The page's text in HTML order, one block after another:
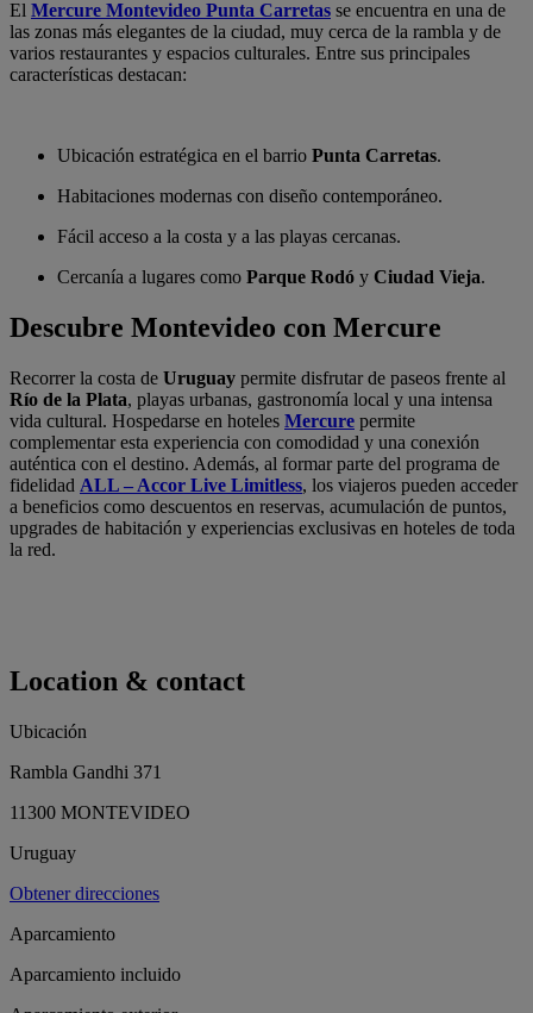
El Mercure Montevideo Punta Carretas se encuentra en una de
las zonas más elegantes de la ciudad, muy cerca de la rambla y de
varios restaurantes y espacios culturales. Entre sus principales
características destacan:
Ubicación estratégica en el barrio Punta Carretas.
Habitaciones modernas con diseño contemporáneo.
Fácil acceso a la costa y a las playas cercanas.
Cercanía a lugares como Parque Rodó y Ciudad Vieja.
Descubre Montevideo con Mercure
Recorrer la costa de Uruguay permite disfrutar de paseos frente al
Río de la Plata, playas urbanas, gastronomía local y una intensa
vida cultural. Hospedarse en hoteles Mercure permite
complementar esta experiencia con comodidad y una conexión
auténtica con el destino. Además, al formar parte del programa de
fidelidad ALL – Accor Live Limitless, los viajeros pueden acceder
a beneficios como descuentos en reservas, acumulación de puntos,
upgrades de habitación y experiencias exclusivas en hoteles de toda
la red.
Location & contact
Ubicación
Rambla Gandhi 371
11300 MONTEVIDEO
Uruguay
Obtener direcciones
Aparcamiento
Aparcamiento incluido